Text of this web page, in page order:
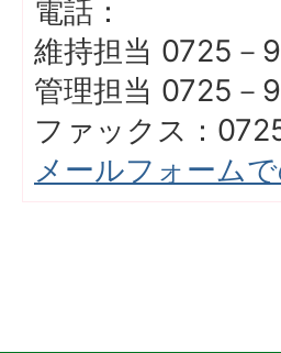
電話：
維持担当 0725－
管理担当 0725－
ファックス：
メールフォーム